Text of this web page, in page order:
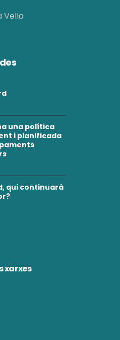
Vella
una política
i planificada
qui continuarà
xarxes